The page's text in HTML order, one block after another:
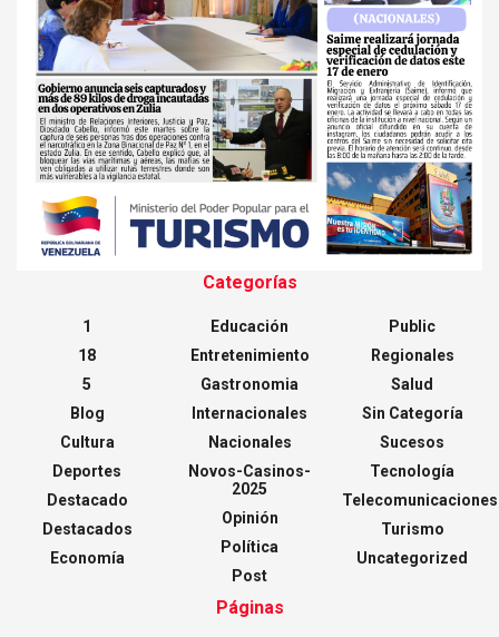
Categorías
1
18
5
Blog
Cultura
Deportes
Destacado
Destacados
Economía
Educación
Entretenimiento
Gastronomia
Internacionales
Nacionales
Novos-Casinos-
2025
Opinión
Política
Post
Public
Regionales
Salud
Sin Categoría
Sucesos
Tecnología
Telecomunicaciones
Turismo
Uncategorized
Páginas